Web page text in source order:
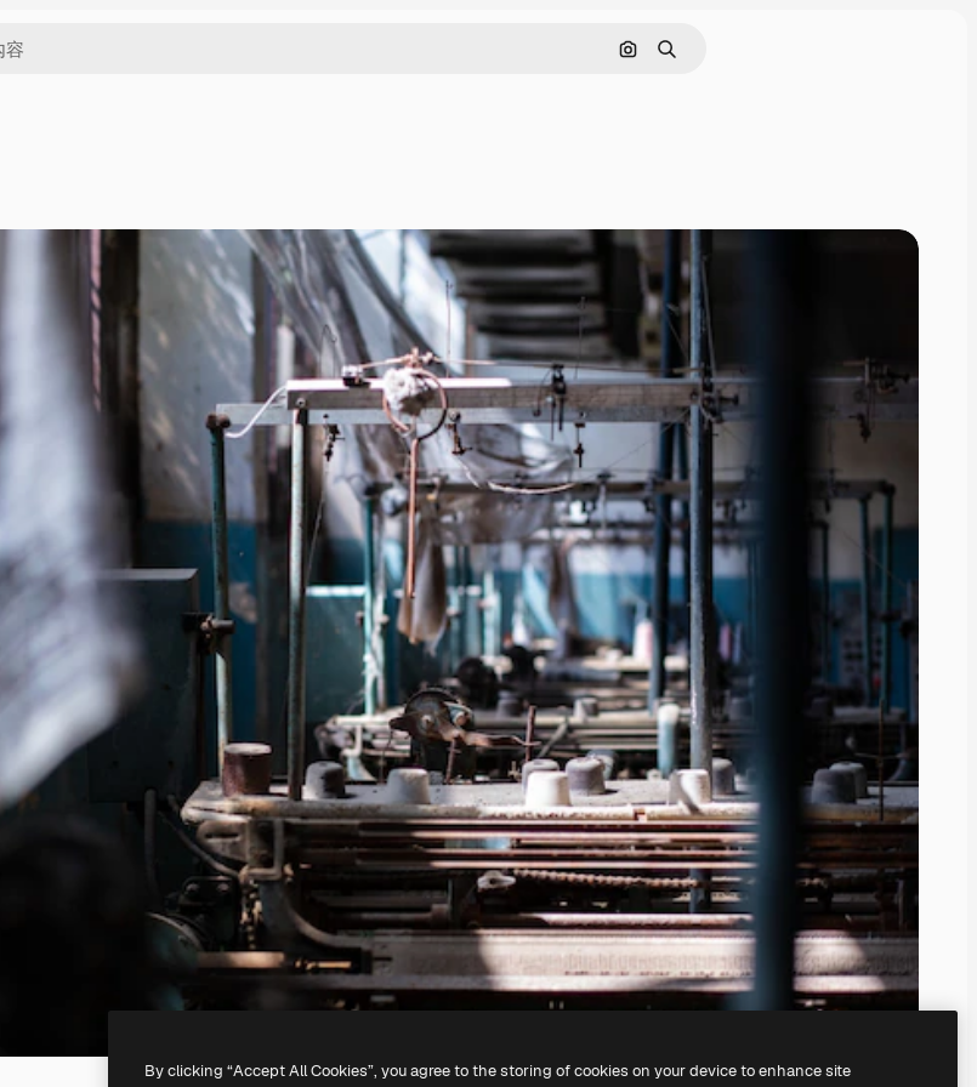
通過圖像搜索
搜尋
By clicking “Accept All Cookies”, you agree to the storing of cookies on your device to enhance site